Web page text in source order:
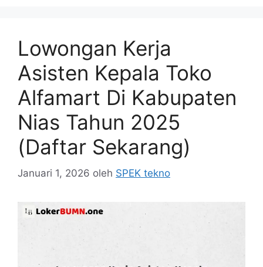
Lowongan Kerja
Asisten Kepala Toko
Alfamart Di Kabupaten
Nias Tahun 2025
(Daftar Sekarang)
Januari 1, 2026 oleh SPEK tekno